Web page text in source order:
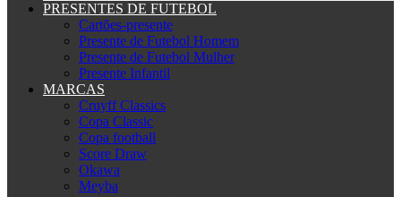
PRESENTES DE FUTEBOL
Cartões-presente
Presente de Futebol Homem
Presente de Futebol Mulher
Presente Infantil
MARCAS
Cruyff Classics
Copa Classic
Copa football
Score Draw
Okawa
Meyba